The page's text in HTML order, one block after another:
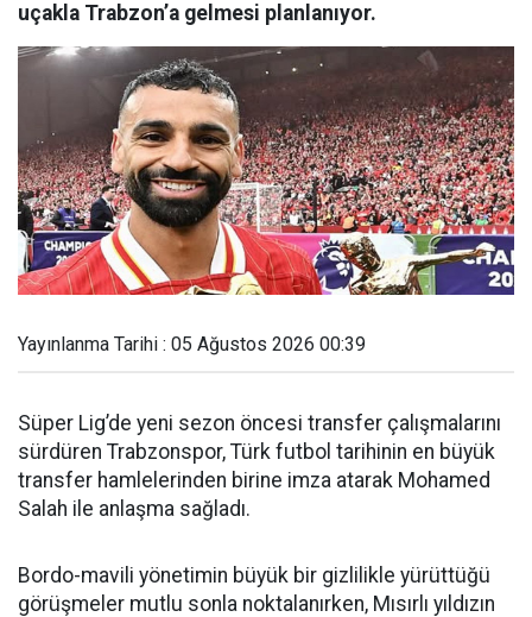
uçakla Trabzon’a gelmesi planlanıyor.
Yayınlanma Tarihi : 05 Ağustos 2026 00:39
Süper Lig’de yeni sezon öncesi transfer çalışmalarını
sürdüren Trabzonspor, Türk futbol tarihinin en büyük
transfer hamlelerinden birine imza atarak Mohamed
Salah ile anlaşma sağladı.
Bordo-mavili yönetimin büyük bir gizlilikle yürüttüğü
görüşmeler mutlu sonla noktalanırken, Mısırlı yıldızın